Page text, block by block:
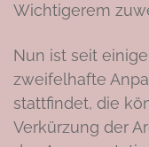
Wichtigerem
Nun ist seit
zweifelhafte
stattfindet, die
Verkürzung der